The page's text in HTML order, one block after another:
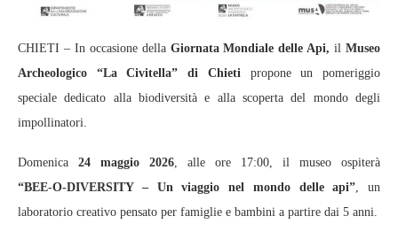
CHIETI – In occasione della Giornata Mondiale delle Api, ilMuseo
Archeologico “La Civitella” di Chietipropone un pomeriggio
speciale dedicato alla biodiversità e alla scoperta del mondo degli
impollinatori.
Domenica 24 maggio 2026, alle ore 17:00, il museo ospiterà
“BEE‑O‑DIVERSITY – Un viaggio nel mondo delle api”, un
laboratorio creativo pensato per famiglie e bambini a partire dai 5 anni.